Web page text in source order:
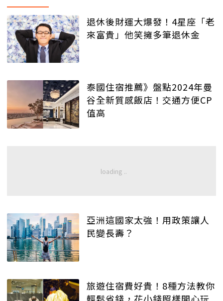
退休後財運大爆發！4星座「老
來富貴」他笑擁多筆退休金
泰國住宿推薦》盤點2024年曼
谷全新質感飯店！交通方便CP
值高
亞洲這國家太強！用政策讓人
民變長壽？
旅遊住宿費好貴！8種方法教你
輕鬆省錢，花小錢照樣開心玩